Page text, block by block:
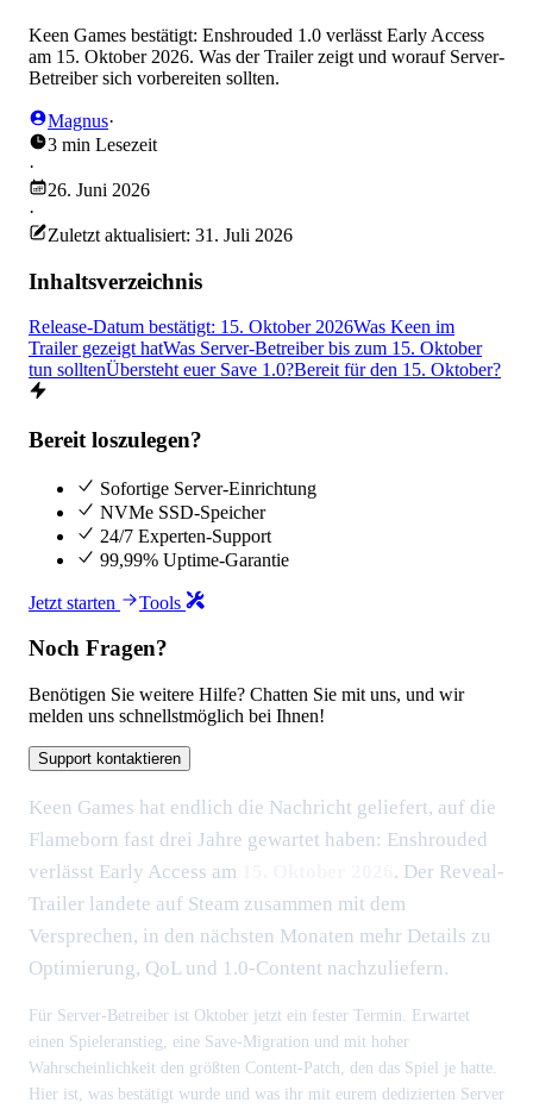
Keen Games bestätigt: Enshrouded 1.0 verlässt Early Access
am 15. Oktober 2026. Was der Trailer zeigt und worauf Server-
Betreiber sich vorbereiten sollten.
Magnus·
3 min Lesezeit
·
26. Juni 2026
·
Zuletzt aktualisiert: 31. Juli 2026
Inhaltsverzeichnis
Release-Datum bestätigt: 15. Oktober 2026Was Keen im
Trailer gezeigt hatWas Server-Betreiber bis zum 15. Oktober
tun solltenÜbersteht euer Save 1.0?Bereit für den 15. Oktober?
Bereit loszulegen?
Sofortige Server-Einrichtung
NVMe SSD-Speicher
24/7 Experten-Support
99,99% Uptime-Garantie
Jetzt starten Tools
Noch Fragen?
Benötigen Sie weitere Hilfe? Chatten Sie mit uns, und wir
melden uns schnellstmöglich bei Ihnen!
Support kontaktieren
Keen Games hat endlich die Nachricht geliefert, auf die
Flameborn fast drei Jahre gewartet haben: Enshrouded
verlässt Early Access am
. Der Reveal-
Trailer landete auf Steam zusammen mit dem
Versprechen, in den nächsten Monaten mehr Details zu
Optimierung, QoL und 1.0-Content nachzuliefern.
Für Server-Betreiber ist Oktober jetzt ein fester Termin. Erwartet
einen Spieleranstieg, eine Save-Migration und mit hoher
Wahrscheinlichkeit den größten Content-Patch, den das Spiel je hatte.
Hier ist, was bestätigt wurde und was ihr mit eurem dedizierten Server